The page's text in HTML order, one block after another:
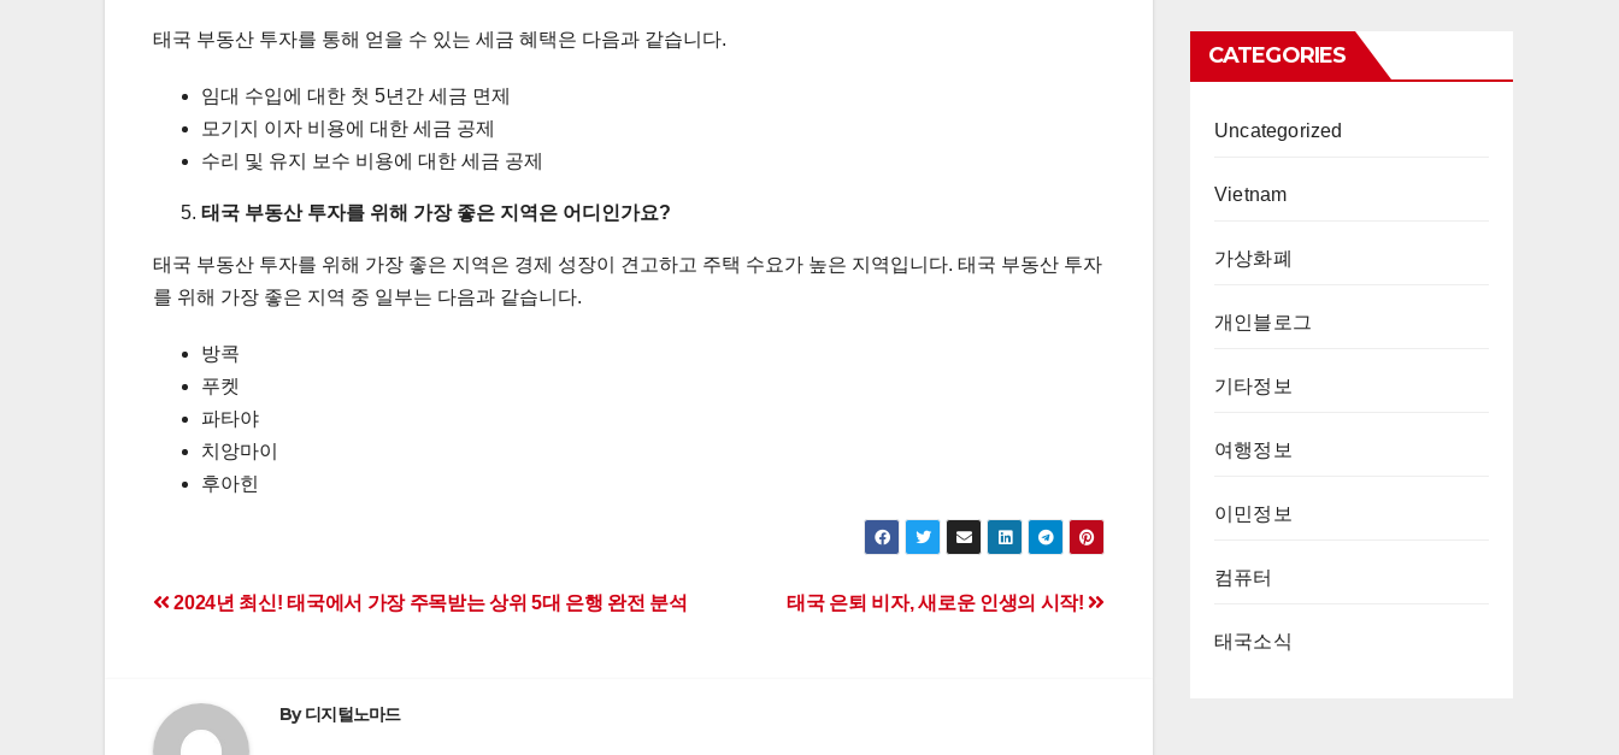
태국 부동산 투자를 통해 얻을 수 있는 세금 혜택은 다음과 같습니다.
임대 수입에 대한 첫 5년간 세금 면제
모기지 이자 비용에 대한 세금 공제
수리 및 유지 보수 비용에 대한 세금 공제
태국 부동산 투자를 위해 가장 좋은 지역은 어디인가요?
태국 부동산 투자를 위해 가장 좋은 지역은 경제 성장이 견고하고 주택 수요가 높은 지역입니다. 태국 부동산 투자
를 위해 가장 좋은 지역 중 일부는 다음과 같습니다.
방콕
푸켓
파타야
치앙마이
후아힌
Post
태국 은퇴 비자, 새로운 인생의 시작!
2024년 최신! 태국에서 가장 주목받는 상위 5대 은행 완전 분석
By디지털노마드
CATEGORIES
Uncategorized
Vietnam
가상화폐
개인블로그
기타정보
여행정보
이민정보
컴퓨터
태국소식